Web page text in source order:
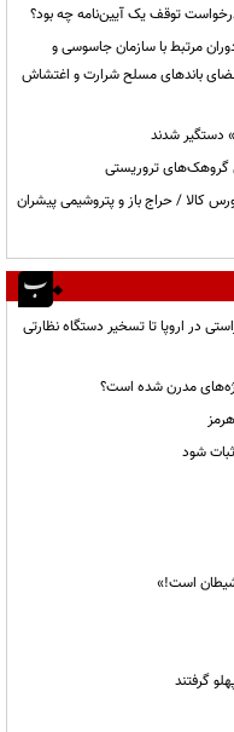
توقف یک آیین‌نامه چه بود؟
و دستگیری ۲۱ نفر از مزدوران مرتبط با سازمان جاسوسی و
صهیونیستی و بازداشت ۴ نفر از اعضای باندهای مسلح شرارت و اغتشاش
دستگیر شدند
فیزیکی بورس کالا / حراج باز و پتروشیمی پیشران
در اروپا تا تسخیر دستگاه نظارتی
مدرن شده است؟
شود
است!»